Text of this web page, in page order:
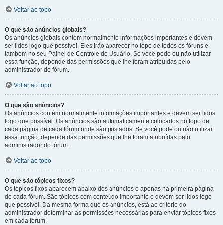
Voltar ao topo
O que são anúncios globais?
Os anúncios globais contém normalmente informações importantes e devem
ser lidos logo que possível. Eles irão aparecer no topo de todos os fóruns e
também no seu Painel de Controle do Usuário. Se você pode ou não utilizar
essa função, depende das permissões que lhe foram atribuídas pelo
administrador do fórum.
Voltar ao topo
O que são anúncios?
Os anúncios contém normalmente informações importantes e devem ser lidos
logo que possível. Os anúncios são automaticamente colocados no topo de
cada página de cada fórum onde são postados. Se você pode ou não utilizar
essa função, depende das permissões que lhe foram atribuídas pelo
administrador do fórum.
Voltar ao topo
O que são tópicos fixos?
Os tópicos fixos aparecem abaixo dos anúncios e apenas na primeira página
de cada fórum. São tópicos com conteúdo importante e devem ser lidos logo
que possível. Da mesma forma que os anúncios, está ao critério do
administrador determinar as permissões necessárias para enviar tópicos fixos
em cada fórum.